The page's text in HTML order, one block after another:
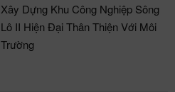
Xây Dựng Khu Công Nghiệp Sông
Lô II Hiện Đại Thân Thiện Với Môi
Trường